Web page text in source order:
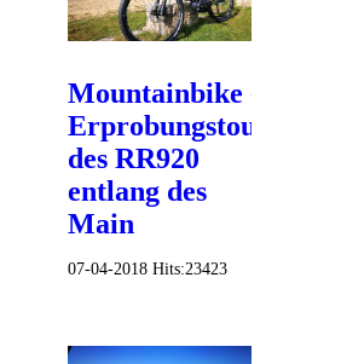
Mountainbike -
Erprobungstour
des RR920
entlang des
Main
07-04-2018 Hits:23423